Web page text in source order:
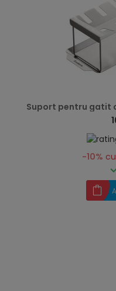
Suport pentru gatit
-10%